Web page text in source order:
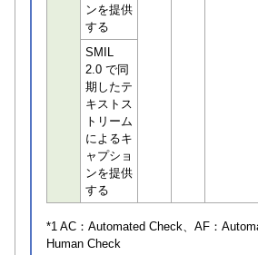
ンを提供
する
SMIL
2.0 で同
期したテ
キストス
トリーム
によるキ
ャプショ
ンを提供
する
*1 AC： Automated Check、AF：
Human Check